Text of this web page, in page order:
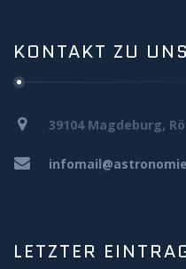
KONTAKT ZU UNS
39104 Magdeburg,
LETZTER